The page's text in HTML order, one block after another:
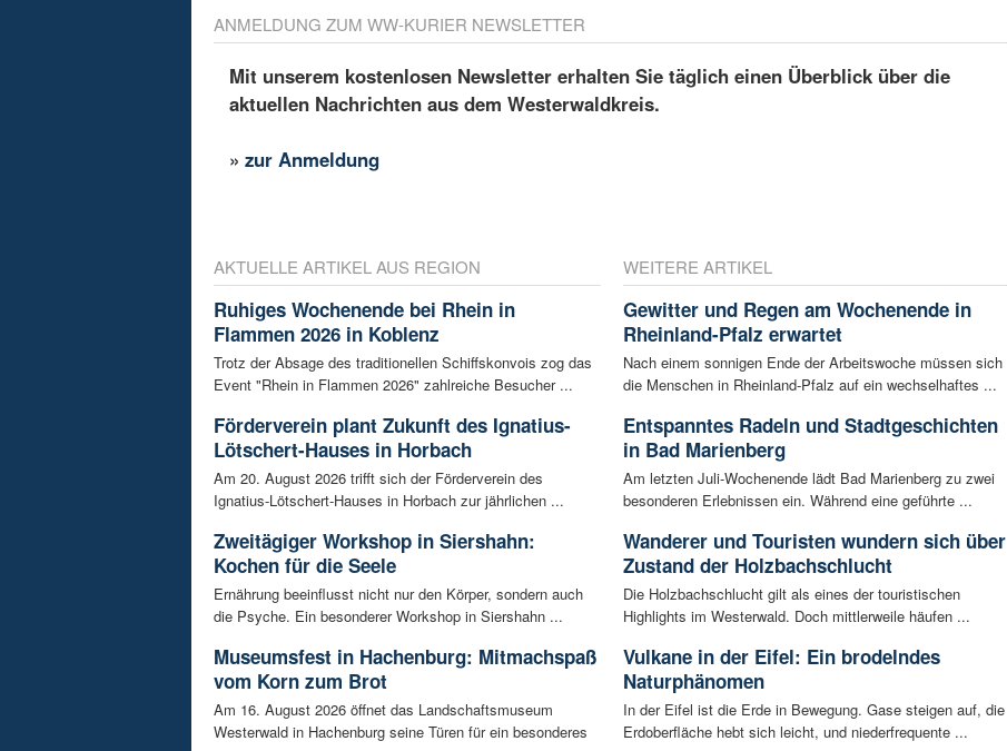
ANMELDUNG ZUM WW-KURIER NEWSLETTER
Mit unserem kostenlosen Newsletter erhalten Sie täglich einen Überblick über die
aktuellen Nachrichten aus dem Westerwaldkreis.
»zur Anmeldung
AKTUELLE ARTIKEL AUS REGION
Ruhiges Wochenende bei Rhein in
Flammen 2026 in Koblenz
Trotz der Absage des traditionellen Schiffskonvois zog das
Event "Rhein in Flammen 2026" zahlreiche Besucher ...
Förderverein plant Zukunft des Ignatius-
Lötschert-Hauses in Horbach
Am 20. August 2026 trifft sich der Förderverein des
Ignatius-Lötschert-Hauses in Horbach zur jährlichen ...
Zweitägiger Workshop in Siershahn:
Kochen für die Seele
Ernährung beeinflusst nicht nur den Körper, sondern auch
die Psyche. Ein besonderer Workshop in Siershahn ...
Museumsfest in Hachenburg: Mitmachspaß
vom Korn zum Brot
Am 16. August 2026 öffnet das Landschaftsmuseum
Westerwald in Hachenburg seine Türen für ein besonderes
WEITERE ARTIKEL
Gewitter und Regen am Wochenende in
Rheinland-Pfalz erwartet
Nach einem sonnigen Ende der Arbeitswoche müssen sich
die Menschen in Rheinland-Pfalz auf ein wechselhaftes ...
Entspanntes Radeln und Stadtgeschichten
in Bad Marienberg
Am letzten Juli-Wochenende lädt Bad Marienberg zu zwei
besonderen Erlebnissen ein. Während eine geführte ...
Wanderer und Touristen wundern sich über
Zustand der Holzbachschlucht
Die Holzbachschlucht gilt als eines der touristischen
Highlights im Westerwald. Doch mittlerweile häufen ...
Vulkane in der Eifel: Ein brodelndes
Naturphänomen
In der Eifel ist die Erde in Bewegung. Gase steigen auf, die
Erdoberfläche hebt sich leicht, und niederfrequente ...